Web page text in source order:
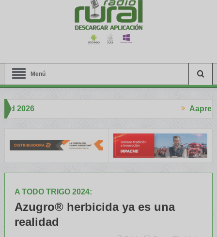
Menú
A TODO TRIGO 2024:
Azugro® herbicida ya es una
realidad